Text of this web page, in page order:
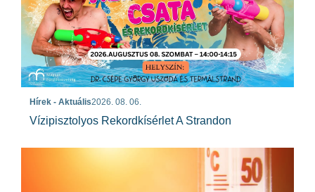
Hírek - Aktuális2026. 08. 06.
Vízipisztolyos Rekordkísérlet A Strandon